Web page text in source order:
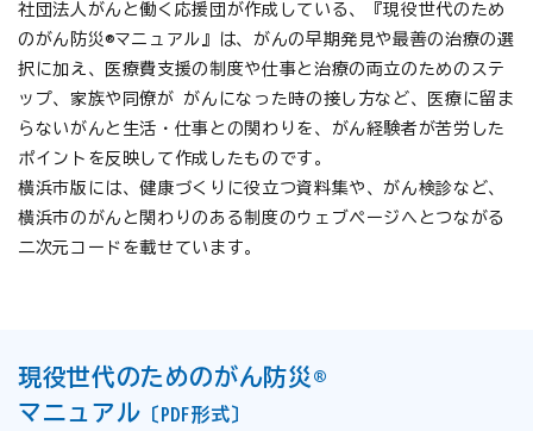
社団法人がんと働く応援団が作成している、『現役世代のため
のがん防災®マニュアル』は、がんの早期発見や最善の治療の選
択に加え、医療費支援の制度や仕事と治療の両立のためのステ
ップ、家族や同僚が がんになった時の接し方など、医療に留ま
らないがんと生活・仕事との関わりを、がん経験者が苦労した
ポイントを反映して作成したものです。
横浜市版には、健康づくりに役立つ資料集や、がん検診など、
横浜市のがんと関わりのある制度のウェブページへとつながる
二次元コードを載せています。
現役世代のためのがん防災 ®
マニュアル 〔PDF形式〕